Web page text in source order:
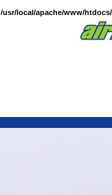
/usr/local/apache/www/